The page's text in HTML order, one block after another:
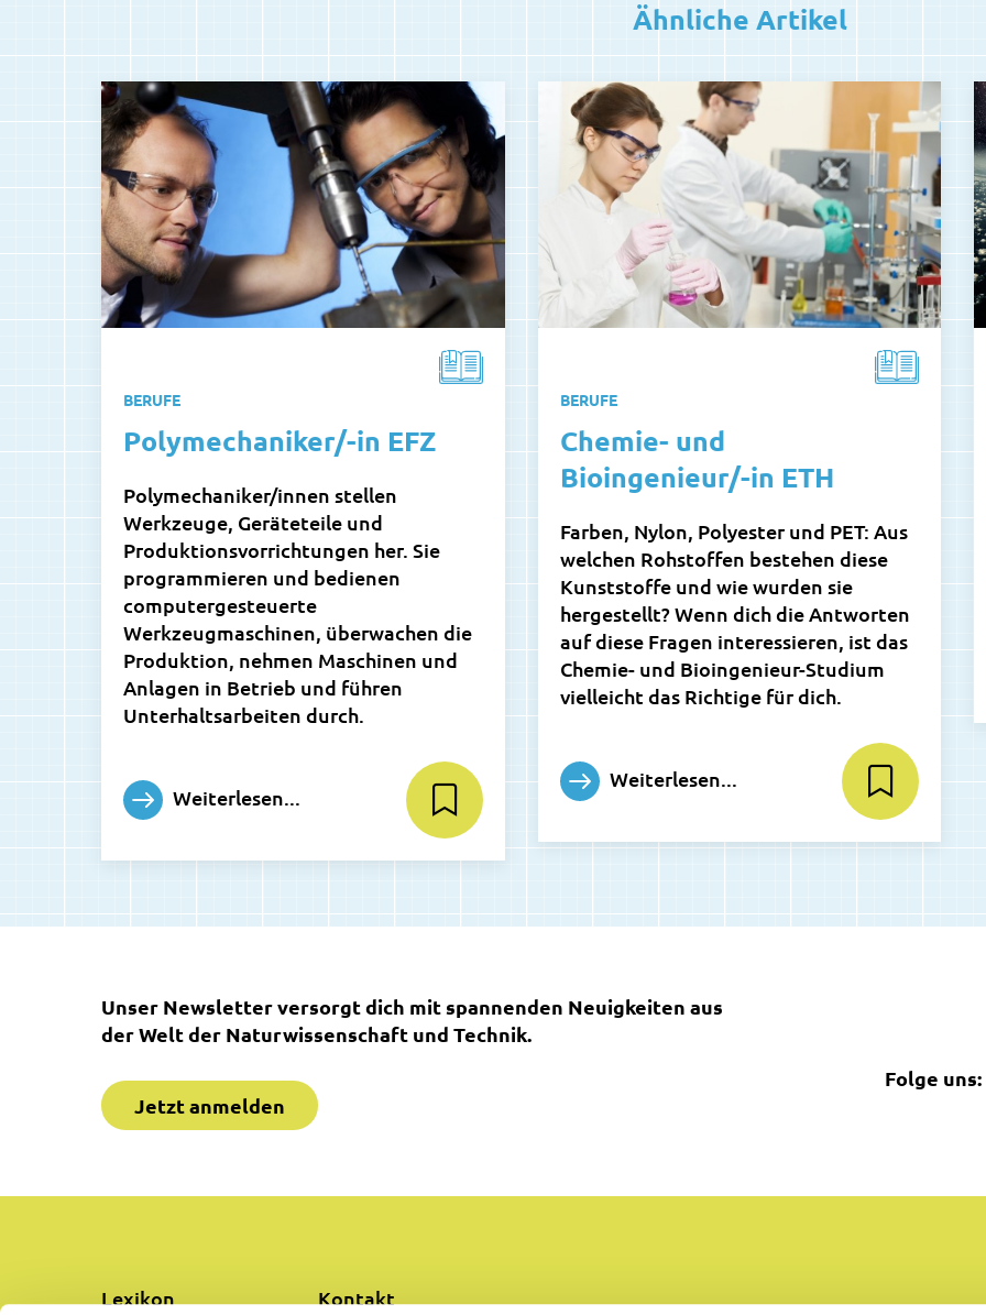
Ähnliche Artikel
BERUFE
Polymechaniker/-in EFZ
Polymechaniker/innen stellen
Werkzeuge, Geräteteile und
Produktionsvorrichtungen her. Sie
programmieren und bedienen
computergesteuerte
Werkzeugmaschinen, überwachen die
Produktion, nehmen Maschinen und
Anlagen in Betrieb und führen
Unterhaltsarbeiten durch.
Weiterlesen...
BERUFE
Chemie- und
Bioingenieur/-in ETH
Farben, Nylon, Polyester und PET: Aus
welchen Rohstoffen bestehen diese
Kunststoffe und wie wurden sie
hergestellt? Wenn dich die Antworten
auf diese Fragen interessieren, ist das
Chemie- und Bioingenieur-Studium
vielleicht das Richtige für dich.
Weiterlesen...
Unser Newsletter versorgt dich mit spannenden Neuigkeiten aus
der Welt der Naturwissenschaft und Technik.
Jetzt anmelden
Folge uns:
Lexikon Kontakt